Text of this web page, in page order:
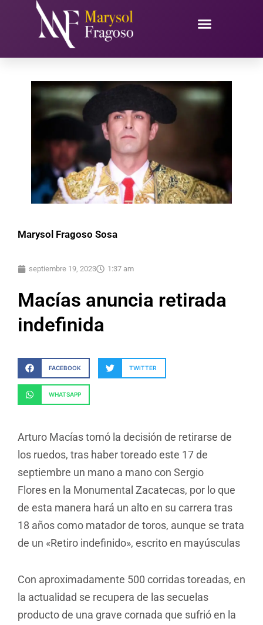
contenido
Marysol Fragoso Sosa
septiembre 19, 2023 1:37 am
Macías anuncia retirada
indefinida
FACEBOOK TWITTER
WHATSAPP
Arturo Macías tomó la decisión de retirarse de
los ruedos, tras haber toreado este 17 de
septiembre un mano a mano con Sergio
Flores en la Monumental Zacatecas, por lo que
de esta manera hará un alto en su carrera tras
18 años como matador de toros, aunque se trata
de un «Retiro indefinido», escrito en mayúsculas
Con aproximadamente 500 corridas toreadas, en
la actualidad se recupera de las secuelas
producto de una grave cornada que sufrió en la